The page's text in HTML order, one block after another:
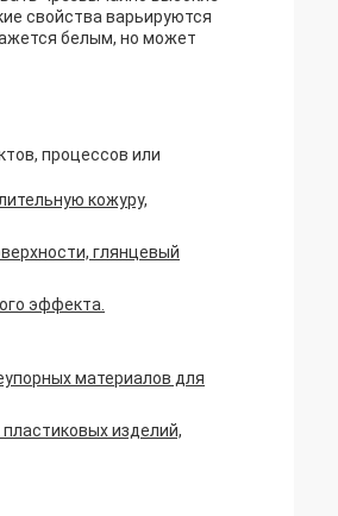
свойства варьируются
белым, но может
процессов или
кожуру,
глянцевый
эффекта.
материалов для
изделий,